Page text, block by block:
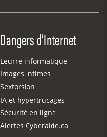
Dangers d’Internet
Leurre informatique
Images intimes
Sextorsion
IA et hypertrucages
Sécurité en ligne
Alertes Cyberaide.ca